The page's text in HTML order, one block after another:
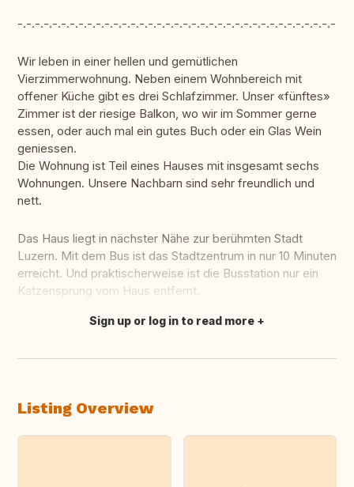
-.-.-.-.-.-.-.-.-.-.-.-.-.-.-.-.-.-.-.-.-.-.-.-.-.-.-.-.-.-.-.-.-.-.-.-.-
Wir leben in einer hellen und gemütlichen
Vierzimmerwohnung. Neben einem Wohnbereich mit
offener Küche gibt es drei Schlafzimmer. Unser «fünftes»
Zimmer ist der riesige Balkon, wo wir im Sommer gerne
essen, oder auch mal ein gutes Buch oder ein Glas Wein
geniessen.
Die Wohnung ist Teil eines Hauses mit insgesamt sechs
Wohnungen. Unsere Nachbarn sind sehr freundlich und
nett.
Das Haus liegt in nächster Nähe zur berühmten Stadt
Luzern. Mit dem Bus ist das Stadtzentrum in nur 10 Minuten
erreicht. Und praktischerweise ist die Busstation nur ein
Katzensprung vom Haus entfernt.
Translate this
Sign up or log in to read more
Listing Overview